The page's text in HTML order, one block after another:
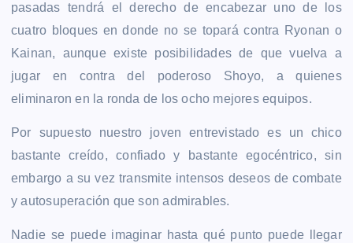
pasadas tendrá el derecho de encabezar uno de los
cuatro bloques en donde no se topará contra Ryonan o
Kainan, aunque existe posibilidades de que vuelva a
jugar en contra del poderoso Shoyo, a quienes
eliminaron en la ronda de los ocho mejores equipos.
Por supuesto nuestro joven entrevistado es un chico
bastante creído, confiado y bastante egocéntrico, sin
embargo a su vez transmite intensos deseos de combate
y autosuperación que son admirables.
Nadie se puede imaginar hasta qué punto puede llegar